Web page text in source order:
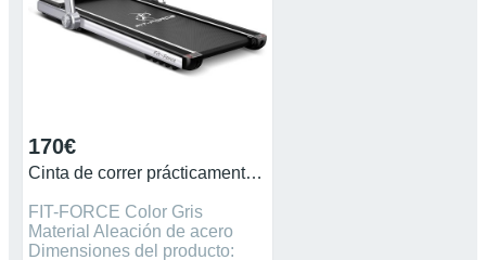
170€
Cinta de correr prácticamente sin uso
FIT-FORCE Color Gris
Material Aleación de acero
Dimensiones del producto: